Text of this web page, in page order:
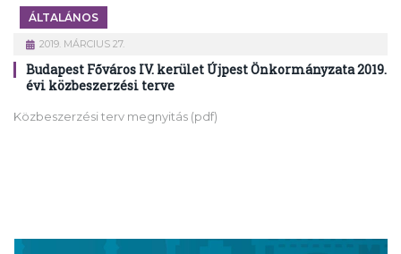
ÁLTALÁNOS
2019. MÁRCIUS 27.
Budapest Főváros IV. kerület Újpest Önkormányzata 2019.
évi közbeszerzési terve
Közbeszerzési terv megnyitás (pdf)